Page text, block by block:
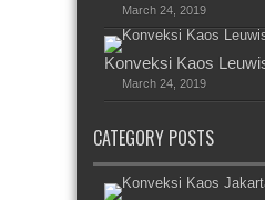
March 24, 2019
Konveksi Kaos
March 24, 2019
CATEGORY POSTS